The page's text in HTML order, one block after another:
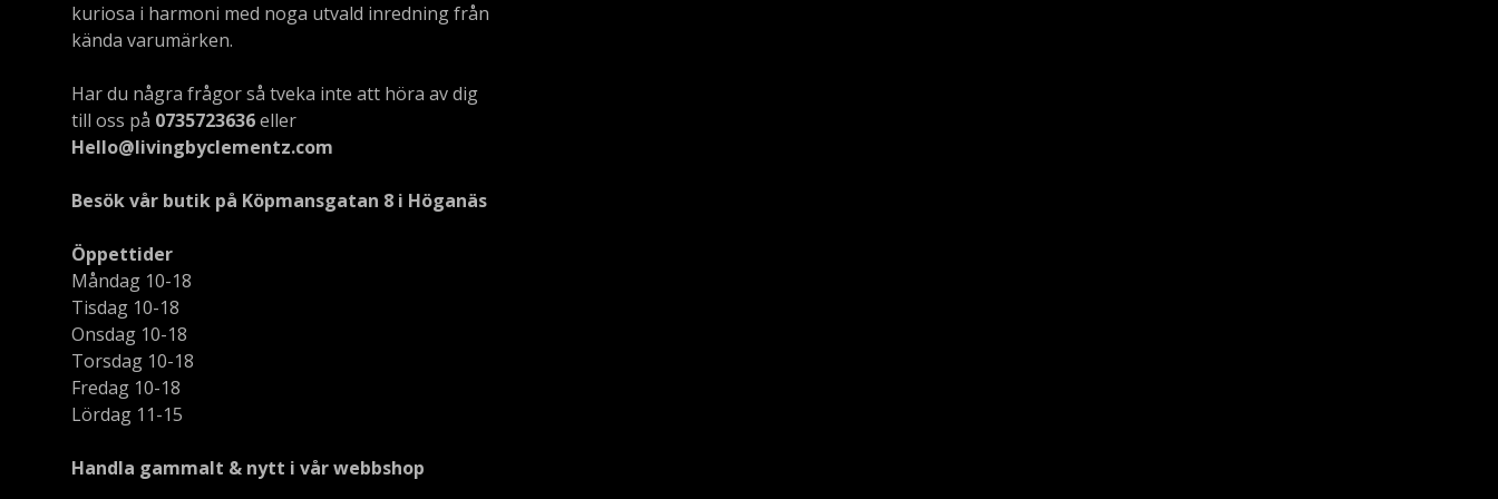
kuriosa i harmoni med noga utvald inredning från
kända varumärken.
Har du några frågor så tveka inte att höra av dig
till oss på 0735723636eller
Hello@livingbyclementz.com
Besök vår butik på Köpmansgatan 8 i Höganäs
Öppettider
Måndag 10-18
Tisdag 10-18
Onsdag 10-18
Torsdag 10-18
Fredag 10-18
Lördag 11-15
Handla gammalt & nytt i vår webbshop